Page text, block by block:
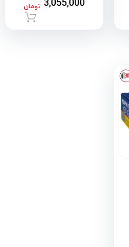
3,055,000 تومان